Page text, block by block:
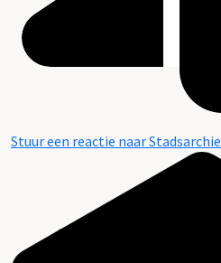
Stuur een reactie naar